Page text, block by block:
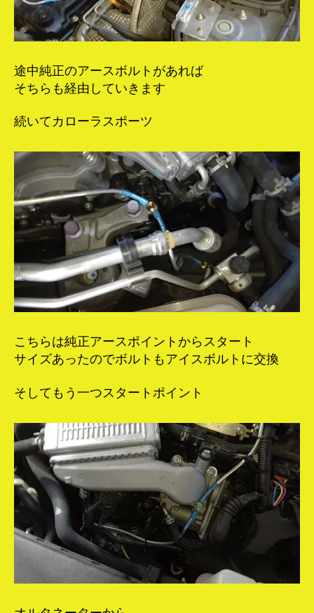
途中純正のアースボルトがあれば
そちらも経由していきます
続いてカローラスポーツ
こちらは純正アースポイントからスタート
サイズあったのでボルトもアイスボルトに交換
そしてもう一つスタートポイント